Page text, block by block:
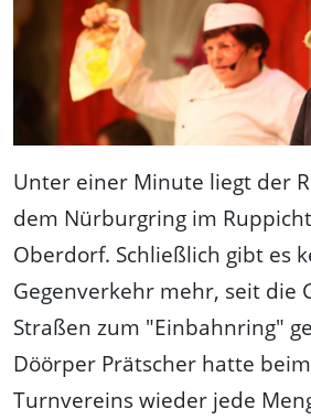
Unter einer Minute liegt der
dem Nürburgring im
Oberdorf. Schließlich gibt es
Gegenverkehr mehr, seit die
Straßen zum "Einbahnring"
Döörper Prätscher hatte
Turnvereins wieder jede